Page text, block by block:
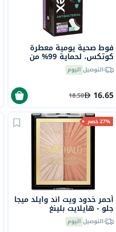
فوط صحية يومية معطرة
كوتكس، لحماية 99% من
البكتيريا، مقاس طويل، 20
قطعةالتوصيل اليوم
16.65
18.50
27% خصم
أحمر خدود ويت اند وايلد ميجا
جلو - هايلايت بلينغ
التوصيل اليوم